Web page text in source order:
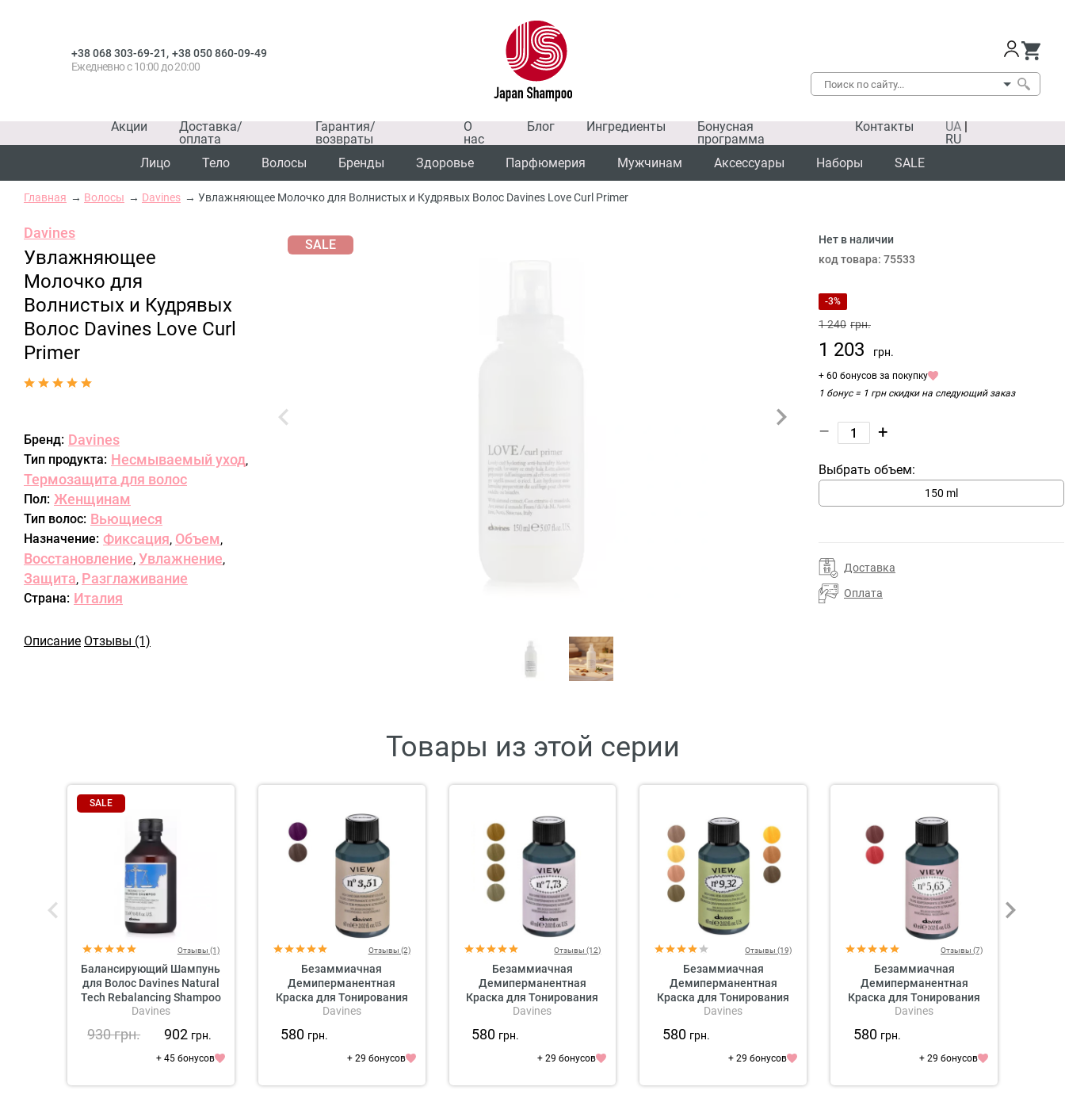
+38 068 303-69-21, +38 050 860-09-49
Ежедневно с 10:00 до 20:00
Акции
Доставка/
оплата
Гарантия/
возвраты
О
нас
Блог Ингредиенты
Бонусная
программа
Контакты UA |
RU
Лицо
Тело Волосы Бренды Здоровье Парфюмерия Мужчинам Аксессуары Наборы SALE
Главная Волосы Davines Увлажняющее Молочко для Волнистых и Кудрявых Волос Davines Love Curl Primer
Davines
Увлажняющее
Молочко для
Волнистых и Кудрявых
Волос Davines Love Curl
Primer
Бренд: Davines
Тип продукта: Несмываемый уход,
Термозащита для волос
Пол: Женщинам
Тип волос: Вьющиеся
Назначение: Фиксация, Объем,
Восстановление, Увлажнение,
Защита, Разглаживание
Страна: Италия
Описание Отзывы (1)
SALE SALE
Нет в наличии
код товара: 75533
-3%
1 240 грн.
1 203 грн.
+ 60 бонусов за покупку
1 бонус = 1 грн скидки на следующий заказ
– +
Выбрать объем:
150 ml
Доставка
Оплата
Товары из этой серии
SALE
Отзывы (1)
Балансирующий Шампунь
для Волос Davines Natural
Tech Rebalancing Shampoo
Davines
930грн. 902 грн.
+ 45 бонусов
Отзывы (2)
Безаммиачная
Демиперманентная
Краска для Тонирования
Волос Davines View High
Colour Mahogany, 60 мл
(махагоновые оттенки)
Davines
580 грн.
+ 29 бонусов
Отзывы (12)
Безаммиачная
Демиперманентная
Краска для Тонирования
Волос Davines View High
Colour Beige, 60 мл
(бежевые оттенки)
Davines
580 грн.
+ 29 бонусов
Отзывы (19)
Безаммиачная
Демиперманентная
Краска для Тонирования
Волос Davines View High
Colour Golden, 60 мл
(золотистые оттенки)
Davines
580 грн.
+ 29 бонусов
Отзывы (7)
Безаммиачная
Демиперманентная
Краска для Тонирования
Волос Davines View High
Colour Reds, 60 мл
(красные оттенки)
Davines
580 грн.
+ 29 бонусов